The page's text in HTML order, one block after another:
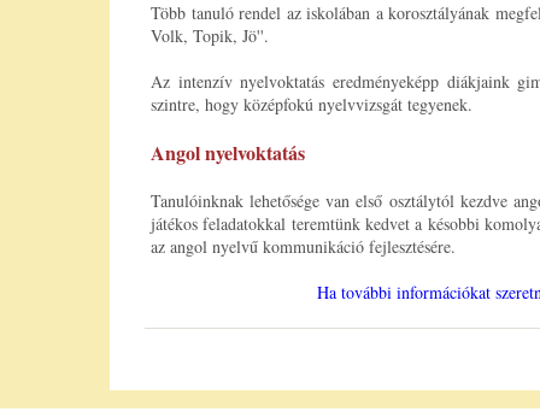
Több tanuló rendel az iskolában a korosztályának
Volk, Topik, Jö''.
Az intenzív nyelvoktatás eredményeképp diákjaink
szintre, hogy középfokú nyelvvizsgát tegyenek.
Angol nyelvoktatás
Tanulóinknak lehetősége van első osztálytól kezdve
játékos feladatokkal teremtünk kedvet a késobbi
az angol nyelvű kommunikáció fejlesztésére.
Ha további információkat